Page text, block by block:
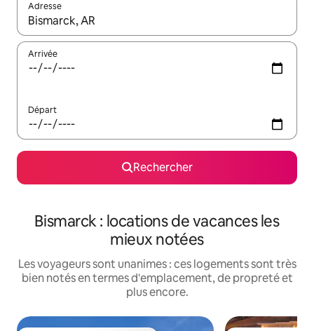
Adresse
Lorsque les résultats s'affichent, utilisez les flèches vers le
Arrivée
Départ
Rechercher
Bismarck : locations de vacances les
mieux notées
Les voyageurs sont unanimes : ces logements sont très
bien notés en termes d'emplacement, de propreté et
plus encore.